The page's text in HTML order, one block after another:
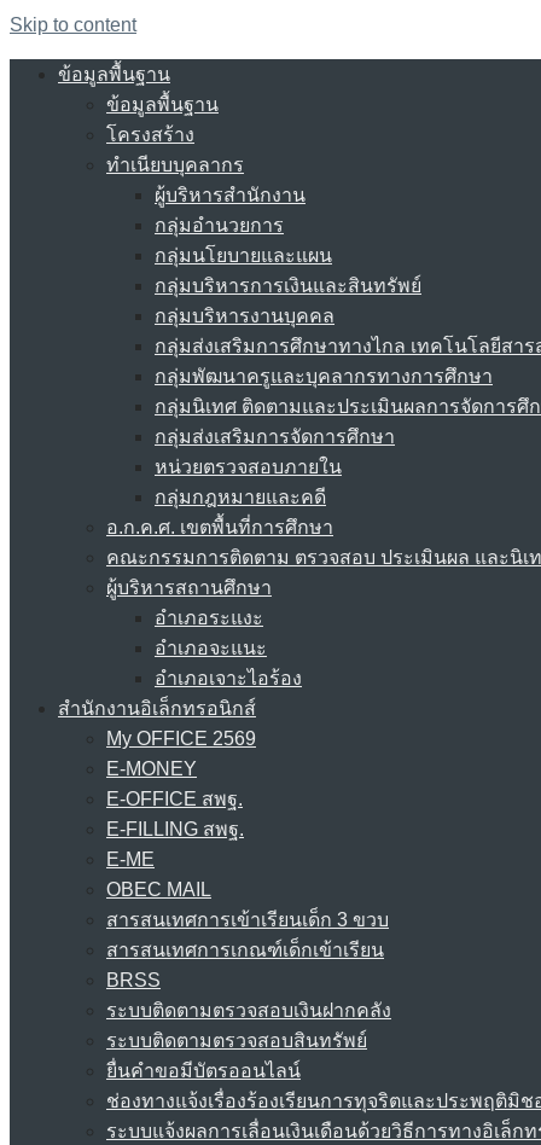
Skip to content
ข้อมูลพื้นฐาน
ข้อมูลพื้นฐาน
โครงสร้าง
ทำเนียบบุคลากร
ผู้บริหารสำนักงาน
กลุ่มอำนวยการ
กลุ่มนโยบายและแผน
กลุ่มบริหารการเงินและสินทรัพย์
กลุ่มบริหารงานบุคคล
กลุ่มส่งเสริมการศึกษาทางไกล เทคโนโลยีสา
กลุ่มพัฒนาครูและบุคลากรทางการศึกษา
กลุ่มนิเทศ ติดตามและประเมินผลการจัดการศึ
กลุ่มส่งเสริมการจัดการศึกษา
หน่วยตรวจสอบภายใน
กลุ่มกฎหมายและคดี
อ.ก.ค.ศ. เขตพื้นที่การศึกษา
คณะกรรมการติดตาม ตรวจสอบ ประเมินผล และนิเ
ผู้บริหารสถานศึกษา
อำเภอระแงะ
อำเภอจะแนะ
อำเภอเจาะไอร้อง
สำนักงานอิเล็กทรอนิกส์
My OFFICE 2569
E-MONEY
E-OFFICE สพฐ.
E-FILLING สพฐ.
E-ME
OBEC MAIL
สารสนเทศการเข้าเรียนเด็ก 3 ขวบ
สารสนเทศการเกณฑ์เด็กเข้าเรียน
BRSS
ระบบติดตามตรวจสอบเงินฝากคลัง
ระบบติดตามตรวจสอบสินทรัพย์
ยื่นคำขอมีบัตรออนไลน์
ช่องทางแจ้งเรื่องร้องเรียนการทุจริตและประพฤติมิช
ระบบแจ้งผลการเลื่อนเงินเดือนด้วยวิธีการทางอิเล็ก